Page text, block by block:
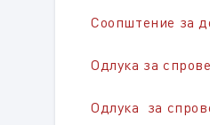
Соопштение за
Одлука за
Одлука за